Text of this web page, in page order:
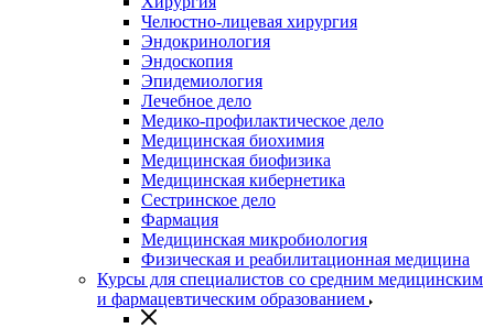
Челюстно-лицевая хирургия
Эндокринология
Эндоскопия
Эпидемиология
Лечебное дело
Медико-профилактическое дело
Медицинская биохимия
Медицинская биофизика
Медицинская кибернетика
Сестринское дело
Фармация
Медицинская микробиология
Физическая и реабилитационная медицина
Курсы для специалистов со средним медицинским
и фармацевтическим образованием